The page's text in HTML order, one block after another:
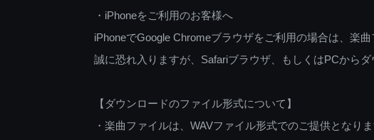
・iPhoneをご利用のお客様へ
iPhoneでGoogle Chromeブラウザをご利用の場合は、楽
誠に恐れ入りますが、Safariブラウザ、もしくはPCから
【ダウンロードのファイル形式について】
・楽曲ファイルは、WAVファイル形式でのご提供となりま